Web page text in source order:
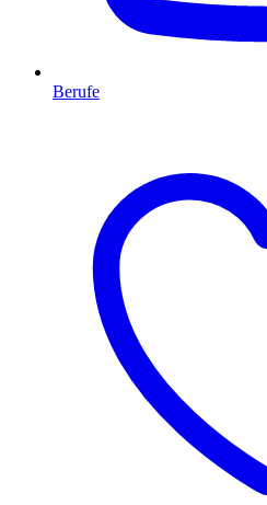
Berufe